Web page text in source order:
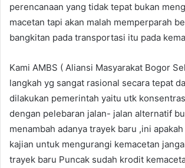
perencanaan yang tidak tepat bukan
macetan tapi akan malah memperparah
bangkitan pada transportasi itu pada
Kami AMBS ( Aliansi Masyarakat Bogor
langkah yg sangat rasional secara tepat
dilakukan pemerintah yaitu utk
dengan pelebaran jalan- jalan alternatif
menambah adanya trayek baru ,ini
kajian untuk mengurangi kemacetan
trayek baru Puncak sudah krodit